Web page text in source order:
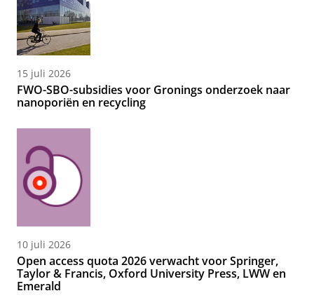
15 juli 2026
FWO-SBO-subsidies voor Gronings onderzoek naar
nanoporiën en recycling
10 juli 2026
Open access quota 2026 verwacht voor Springer,
Taylor & Francis, Oxford University Press, LWW en
Emerald